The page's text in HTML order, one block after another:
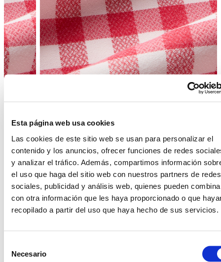
Esta página web usa cookies
Las cookies de este sitio web se usan para personalizar el
contenido y los anuncios, ofrecer funciones de redes
y analizar el tráfico. Además, compartimos información
el uso que haga del sitio web con nuestros partners de redes
sociales, publicidad y análisis web, quienes pueden
con otra información que les haya proporcionado o que
recopilado a partir del uso que haya hecho de sus servicios.
Necesario
Productes relacionats